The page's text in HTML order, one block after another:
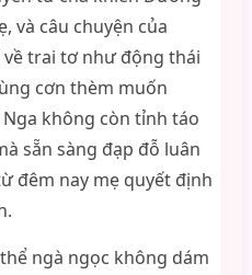
và câu chuyện của
trai tơ như động thái
cơn thèm muốn
không còn tỉnh táo
sẵn sàng đạp đỗ luân
đêm nay mẹ quyết định
ngà ngọc không dám